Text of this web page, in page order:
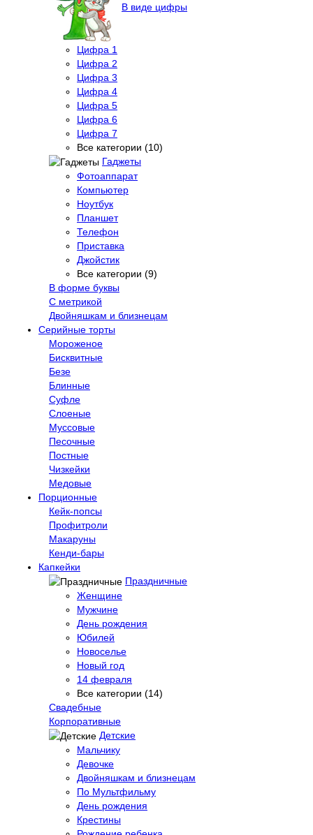
В виде цифры
Цифра 1
Цифра 2
Цифра 3
Цифра 4
Цифра 5
Цифра 6
Цифра 7
Все категории (10)
Гаджеты
Фотоаппарат
Компьютер
Ноутбук
Планшет
Телефон
Приставка
Джойстик
Все категории (9)
В форме буквы
С метрикой
Двойняшкам и близнецам
Серийные торты
Мороженое
Бисквитные
Безе
Блинные
Суфле
Слоеные
Муссовые
Песочные
Постные
Чизкейки
Медовые
Порционные
Кейк-попсы
Профитроли
Макаруны
Кенди-бары
Капкейки
Праздничные
Женщине
Мужчине
День рождения
Юбилей
Новоселье
Новый год
14 февраля
Все категории (14)
Свадебные
Корпоративные
Детские
Мальчику
Девочке
Двойняшкам и близнецам
По Мультфильму
День рождения
Крестины